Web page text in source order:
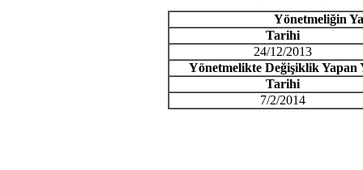
Yönetmeliğin
Tarihi
24/12/2013
Yönetmelikte Değişiklik Yapan
Tarihi
7/2/2014